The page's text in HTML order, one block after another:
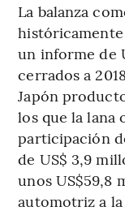
La balanza
históricamente
un informe de
cerrados a
Japón
los que la lana
participación
de US$ 3,9
unos US$59,8
automotriz a la